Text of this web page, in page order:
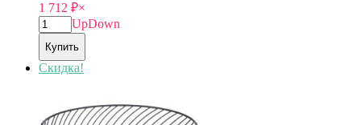
1 712 ₽×
UpDown
Купить
Скидка!